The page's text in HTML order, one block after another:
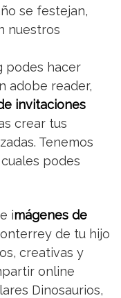
se festejan,
nuestros
podes hacer
adobe reader,
invitaciones
crear tus
Tenemos
podes
imágenes de
de tu hijo
creativas y
online
Dinosaurios,